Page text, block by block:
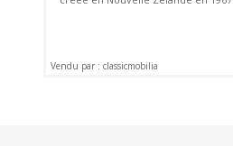
Vendu par : classicmobilia